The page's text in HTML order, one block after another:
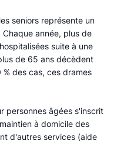
seniors représente un
année, plus de
suite à une
de 65 ans décèdent
des cas, ces drames
personnes âgées s'inscrit
à domicile des
d'autres services (aide